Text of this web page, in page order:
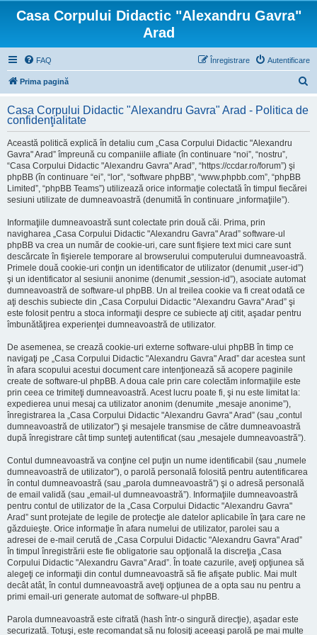
Casa Corpului Didactic "Alexandru Gavra"
Arad
FAQ Autentificare
Înregistrare
Prima pagină
t
Casa Corpului Didactic "Alexandru Gavra" Arad - Politica de
confidenţialitate
Această politică explică în detaliu cum „Casa Corpului Didactic "Alexandru
Gavra" Arad” împreună cu companiile afliate (în continuare “noi”, “nostru”,
“Casa Corpului Didactic "Alexandru Gavra" Arad”, “https://ccdar.ro/forum”) şi
phpBB (în continuare “ei”, “lor”, “software phpBB”, “www.phpbb.com”, “phpBB
Limited”, “phpBB Teams”) utilizează orice informaţie colectată în timpul fiecărei
sesiuni utilizate de dumneavoastră (denumită în continuare „informaţiile”).
Informaţiile dumneavoastră sunt colectate prin două căi. Prima, prin
navigharea „Casa Corpului Didactic "Alexandru Gavra" Arad” software-ul
phpBB va crea un număr de cookie-uri, care sunt fişiere text mici care sunt
descărcate în fişierele temporare al browserului computerului dumneavoastră.
Primele două cookie-uri conţin un identificator de utilizator (denumit „user-id”)
şi un identificator al sesiunii anonime (denumit „session-id”), asociate automat
dumneavoastră de software-ul phpBB. Un al treilea cookie va fi creat odată ce
aţi deschis subiecte din „Casa Corpului Didactic "Alexandru Gavra" Arad” şi
este folosit pentru a stoca informaţii despre ce subiecte aţi citit, aşadar pentru
îmbunătăţirea experienţei dumneavoastră de utilizator.
De asemenea, se crează cookie-uri externe software-ului phpBB în timp ce
navigaţi pe „Casa Corpului Didactic "Alexandru Gavra" Arad” dar acestea sunt
în afara scopului acestui document care intenţionează să acopere paginile
create de software-ul phpBB. A doua cale prin care colectăm informaţiile este
prin ceea ce trimiteţi dumneavoastră. Acest lucru poate fi, şi nu este limitat la:
expedierea unui mesaj ca utilizator anonim (denumite „mesaje anonime”),
înregistrarea la „Casa Corpului Didactic "Alexandru Gavra" Arad” (sau „contul
dumneavoastră de utilizator”) şi mesajele transmise de către dumneavoastră
după înregistrare cât timp sunteţi autentificat (sau „mesajele dumneavoastră”).
Contul dumneavoastră va conţine cel puţin un nume identificabil (sau „numele
dumneavoastră de utilizator”), o parolă personală folosită pentru autentificarea
în contul dumneavoastră (sau „parola dumneavoastră”) şi o adresă personală
de email validă (sau „email-ul dumneavoastră”). Informaţiile dumneavoastră
pentru contul de utilizator de la „Casa Corpului Didactic "Alexandru Gavra"
Arad” sunt protejate de legile de protecţie ale datelor aplicabile în ţara care ne
găzduieşte. Orice informaţie în afara numelui de utilizator, parolei sau a
adresei de e-mail cerută de „Casa Corpului Didactic "Alexandru Gavra" Arad”
în timpul înregistrării este fie obligatorie sau opţională la discreţia „Casa
Corpului Didactic "Alexandru Gavra" Arad”. În toate cazurile, aveţi opţiunea să
alegeţi ce informaţii din contul dumneavoastră să fie afişate public. Mai mult
decât atât, în contul dumneavoastră aveţi opţiunea de a opta sau nu pentru a
primi email-uri generate automat de software-ul phpBB.
Parola dumneavoastră este cifrată (hash într-o singură direcţie), aşadar este
securizată. Totuşi, este recomandat să nu folosiţi aceeaşi parolă pe mai multe